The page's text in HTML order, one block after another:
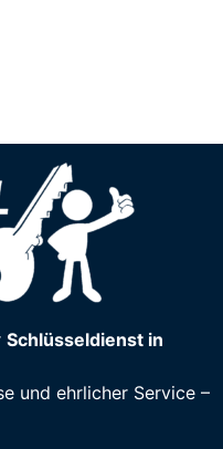
Schlüsseldienst in
und ehrlicher Service –